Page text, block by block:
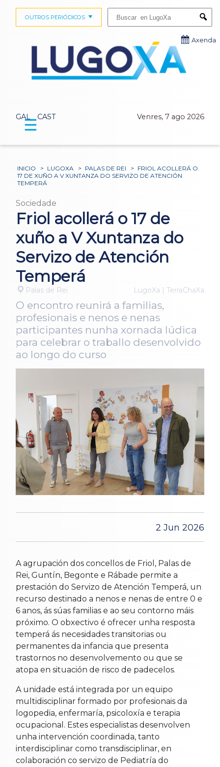
GAL CAST Venres, 7 ago 2026
OUTROS PERIÓDICOS
Axenda
☰
INICIO > LUGOXA > PALAS DE REI > FRIOL ACOLLERÁ O
17 DE XUÑO A V XUNTANZA DO SERVIZO DE ATENCIÓN
TEMPERÁ
Sociedade
Friol acollerá o 17 de
xuño a V Xuntanza do
Servizo de Atención
Temperá
Palas de Rei LugoXa | TerraChaXa
O encontro reunirá a familias,
profesionais e nenos e nenas
participantes nunha xornada lúdica
para celebrar o traballo desenvolvido
ao longo do curso
2 Jun 2026
A agrupación dos concellos de Friol, Palas de
Rei, Guntín, Begonte e Rábade permite a
prestación do Servizo de Atención Temperá, un
recurso destinado a nenos e nenas de entre 0 e
6 anos, ás súas familias e ao seu contorno máis
próximo. O obxectivo é ofrecer unha resposta
temperá ás necesidades transitorias ou
permanentes da infancia que presenta
trastornos no desenvolvemento ou que se
atopa en situación de risco de padecelos.
A unidade está integrada por un equipo
multidisciplinar formado por profesionais da
logopedia, enfermaría, psicoloxía e terapia
ocupacional. Estes especialistas desenvolven
unha intervención coordinada, tanto
interdisciplinar como transdisciplinar, en
colaboración co servizo de Pediatría do